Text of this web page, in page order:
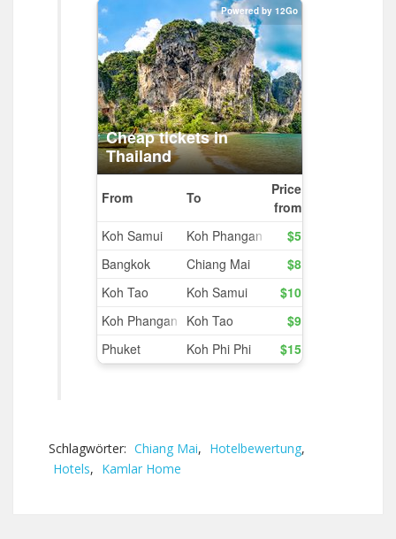
Schlagwörter: Chiang Mai, Hotelbewertung,
Hotels, Kamlar Home